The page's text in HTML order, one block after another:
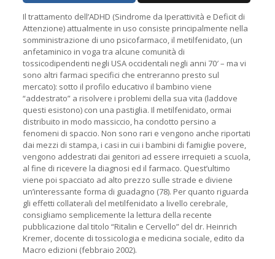
Il trattamento dell’ADHD (Sindrome da Iperattività e Deficit di
Attenzione) attualmente in uso consiste principalmente nella
somministrazione di uno psicofarmaco, il metilfenidato, (un
anfetaminico in voga tra alcune comunità di
tossicodipendenti negli USA occidentali negli anni 70′ – ma vi
sono altri farmaci specifici che entreranno presto sul
mercato): sotto il profilo educativo il bambino viene
“addestrato” a risolvere i problemi della sua vita (laddove
questi esistono) con una pastiglia. Il metilfenidato, ormai
distribuito in modo massiccio, ha condotto persino a
fenomeni di spaccio. Non sono rari e vengono anche riportati
dai mezzi di stampa, i casi in cui i bambini di famiglie povere,
vengono addestrati dai genitori ad essere irrequieti a scuola,
al fine di ricevere la diagnosi ed il farmaco. Quest’ultimo
viene poi spacciato ad alto prezzo sulle strade e diviene
un’interessante forma di guadagno (78). Per quanto riguarda
gli effetti collaterali del metilfenidato a livello cerebrale,
consigliamo semplicemente la lettura della recente
pubblicazione dal titolo “Ritalin e Cervello” del dr. Heinrich
Kremer, docente di tossicologia e medicina sociale, edito da
Macro edizioni (febbraio 2002).